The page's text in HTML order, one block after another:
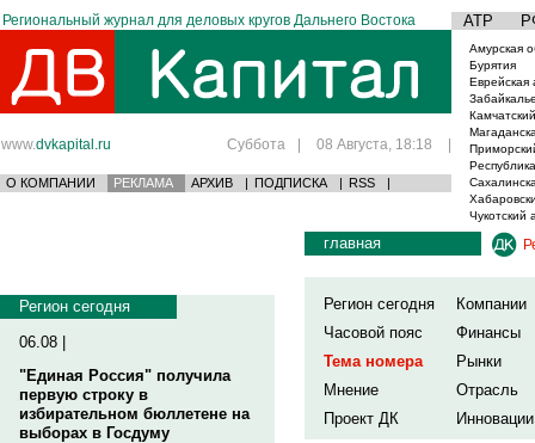
Региональный журнал для деловых кругов Дальнего Востока АТР
www.dvkapital.ru Суббота | 08 Августа, 18:18 |
О КОМПАНИИ РЕКЛАМА АРХИВ | ПОДПИСКА | RSS |
Амурская
Бурятия
Еврейская
Чукотский
Регион сегодня
06.08 |
"Единая Россия" получила
первую строку в
избирательном бюллетене на
выборах в Госдуму
главная
Регион сегодня
Компании
Часовой пояс
Финансы
Тема номера
Рынки
Мнение
Отрасль
Проект ДК
Инновации